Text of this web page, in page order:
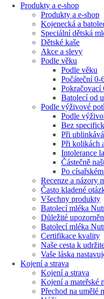
Produkty a e-shop
Produkty a e-shop
Kojenecká a
Speciální dětská
Dětské kaše
Akce a slevy
Podle věku
Podle věku
Počáteční 0-
Pokračovací
Batolecí od
Podle výživové
Podle
Bez
Při
Při kolikách
Intolerance
Částečně
Po
Recenze a názory
Často kladené
Všechny produkty
Batolecí mléka
Důležité
Batolecí mléka
Certifikace kvality
Naše cesta k
Vaše láska
Kojení a strava
Kojení a strava
Kojení a mateřské
Přechod na umělé